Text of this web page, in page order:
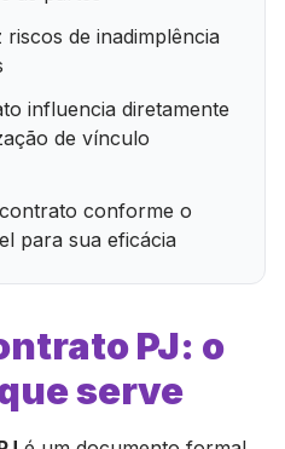
de inadimplência
influencia diretamente
de vínculo
conforme o
para sua eficácia
PJ: o
serve